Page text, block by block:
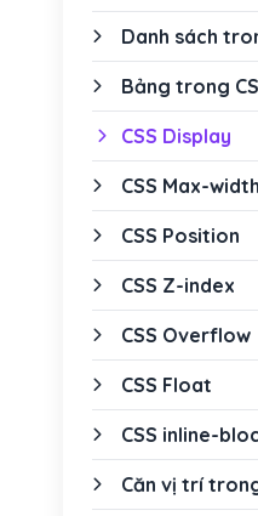
Danh sách
Bảng trong
CSS Display
CSS Max-width
CSS Position
CSS Z-index
CSS Overflow
CSS Float
CSS inline-
Căn vị trí